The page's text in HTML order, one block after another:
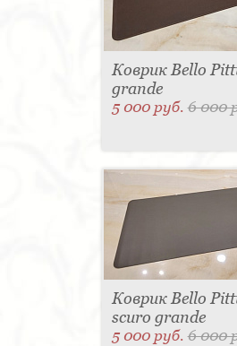
Коврик Bello
grande
5 000 руб.6 000
Коврик Bello
scuro grande
5 000 руб.6 000